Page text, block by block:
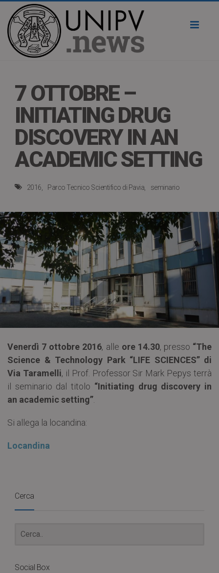
7 OTTOBRE –
INITIATING DRUG
DISCOVERY IN AN
ACADEMIC SETTING
2016 Parco Tecnico Scientifico di Pavia seminario
Venerdì 7 ottobre 2016, alle ore 14.30, presso “The
Science & Technology Park “LIFE SCIENCES” di
Via Taramelli, il Prof. Professor Sir Mark Pepys terrà
il seminario dal titolo “Initiating drug discovery in
an academic setting”.
Si allega la locandina:
Locandina
Cerca
Social Box